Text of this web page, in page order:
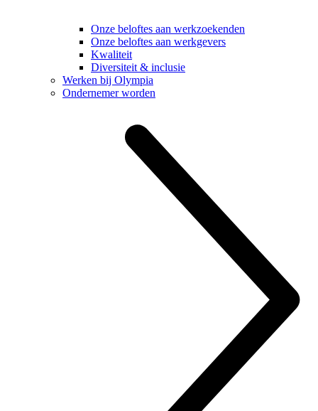
Onze beloftes aan werkzoekenden
Onze beloftes aan werkgevers
Kwaliteit
Diversiteit & inclusie
Werken bij Olympia
Ondernemer worden